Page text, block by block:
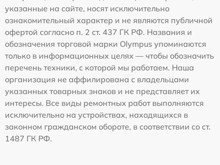
указанные на сайте, носят исключительно
ознакомительный характер и не являются публичной
офертой согласно п. 2 ст. 437 ГК РФ. Названия и
обозначения торговой марки Olympus упоминаются
только в информационных целях — чтобы обозначить
перечень техники, с которой мы работаем. Наша
организация не аффилирована с владельцами
указанных товарных знаков и не представляет их
интересы. Все виды ремонтных работ выполняются
исключительно на устройствах, находящихся в
законном гражданском обороте, в соответствии со ст.
1487 ГК РФ.